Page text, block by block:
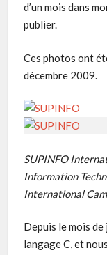
d’un mois dans
publier.
Ces photos ont
décembre 2009.
SUPINFO
Information
International
Depuis le mois
langage C, et